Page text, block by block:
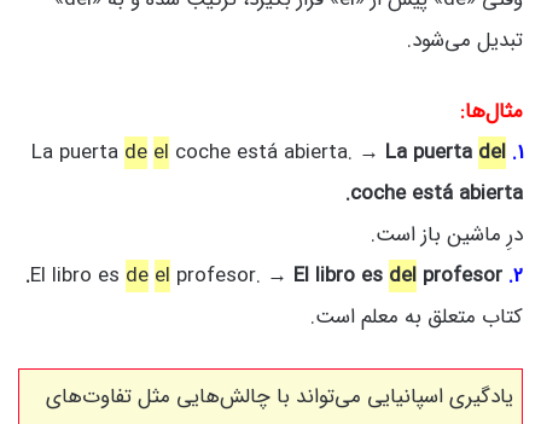
تبدیل می‌شود.
مثال‌ها:
1.
de el coche está abierta. → La puerta del
coche está abierta.
درِ ماشین باز است.
2.
de el profesor. → El libro es del profesor.
کتاب متعلق به معلم است.
یادگیری اسپانیایی می‌تواند با چالش‌هایی مثل تفاوت‌های